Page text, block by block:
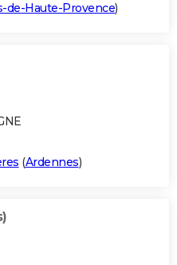
de-Haute-Provence)
(Ardennes)